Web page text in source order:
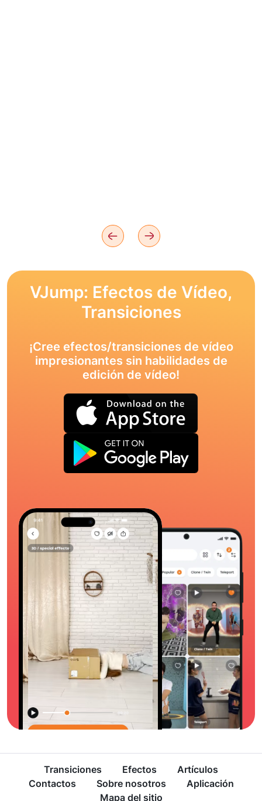
VJump: Efectos de Vídeo,
Transiciones
¡Cree efectos/transiciones de vídeo
impresionantes sin habilidades de
edición de vídeo!
Transiciones Efectos
Artículos
Contactos
Sobre nosotros
Aplicación
Mapa del sitio